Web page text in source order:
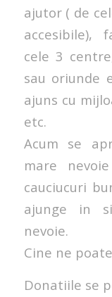
ajutor ( de
accesibile),
cele 3
sau oriunde
ajuns cu
etc.
Acum se
mare
cauciucuri
ajunge in
nevoie.
Cine ne
Donatiile se